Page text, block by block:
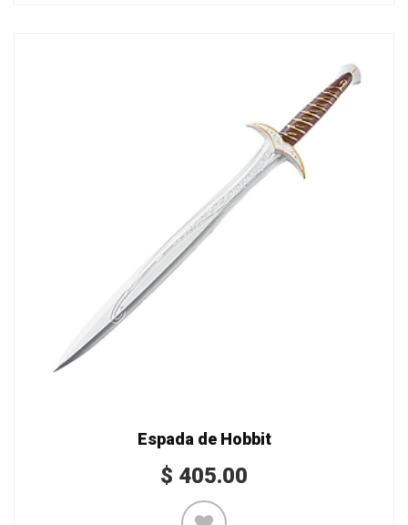
Espada de Hobbit
$ 405.00